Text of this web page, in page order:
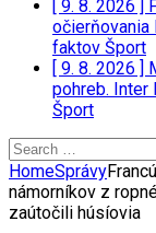
[ 9. 8. 2026 ]
očierňovania
faktov Šport
[ 9. 8. 2026 ]
pohreb. Inter
Šport
Search
for:
HomeSprávy
námorníkov z
zaútočili húsíovia